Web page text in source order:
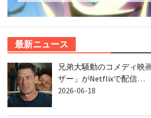
最新ニュース
兄弟大騒動のコメディ映
ザー」がNetflixで配信…
2026-06-18